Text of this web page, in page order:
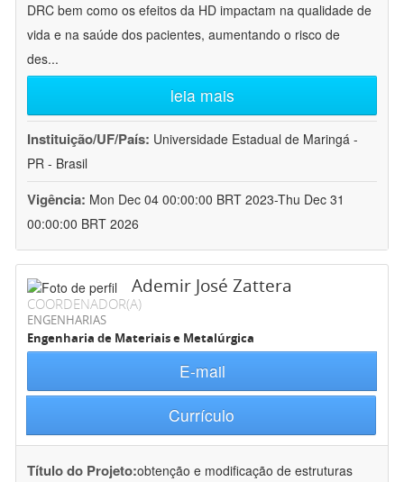
DRC bem como os efeitos da HD impactam na qualidade de
vida e na saúde dos pacientes, aumentando o risco de
des...
leia mais
Instituição/UF/País: Universidade Estadual de Maringá -
PR - Brasil
Vigência: Mon Dec 04 00:00:00 BRT 2023-Thu Dec 31
00:00:00 BRT 2026
Ademir José Zattera
COORDENADOR(A)
ENGENHARIAS
Engenharia de Materiais e Metalúrgica
E-mail
Currículo
Título do Projeto:obtenção e modificação de estruturas